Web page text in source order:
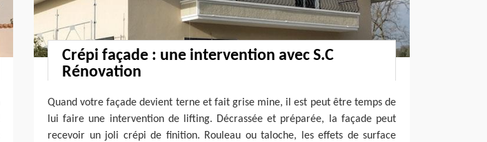
Crépi façade : une intervention avec S.C
Rénovation
Quand votre façade devient terne et fait grise mine, il est peut être temps de
lui faire une intervention de lifting. Décrassée et préparée, la façade peut
recevoir un joli crépi de finition. Rouleau ou taloche, les effets de surface